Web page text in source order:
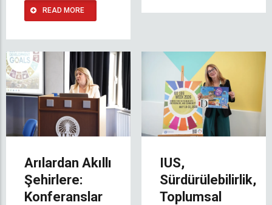
READ MORE
Arılardan Akıllı
Şehirlere:
Konferanslar
IUS,
Sürdürülebilirlik,
Toplumsal